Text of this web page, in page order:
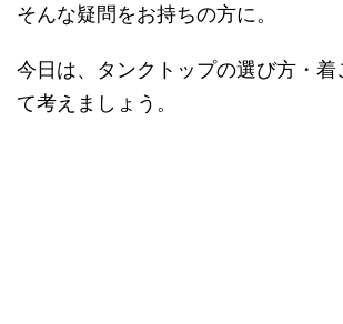
そんな疑問をお持ちの方に。
今日は、タンクトップの選び方・着
て考えましょう。